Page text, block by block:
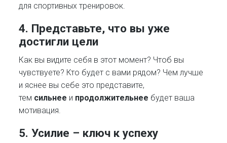
для спортивных тренировок.
4. Представьте, что вы уже
достигли цели
Как вы видите себя в этот момент? Чтоб вы
чувствуете? Кто будет с вами рядом? Чем лучше
и яснее вы себе это представите,
тем сильнее и продолжительнее будет ваша
мотивация.
5. Усилие – ключ к успеху